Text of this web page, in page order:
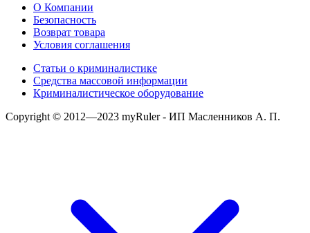
О Компании
Безопасность
Возврат товара
Условия соглашения
Статьи о криминалистике
Средства массовой информации
Криминалистическое оборудование
Copyright © 2012—2023 myRuler - ИП Масленников А. П.